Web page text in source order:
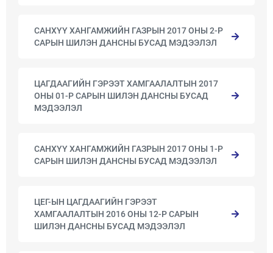
САНХҮҮ ХАНГАМЖИЙН ГАЗРЫН 2017 ОНЫ 2-Р
САРЫН ШИЛЭН ДАНСНЫ БУСАД МЭДЭЭЛЭЛ
ЦАГДААГИЙН ГЭРЭЭТ ХАМГААЛАЛТЫН 2017
ОНЫ 01-Р САРЫН ШИЛЭН ДАНСНЫ БУСАД
МЭДЭЭЛЭЛ
САНХҮҮ ХАНГАМЖИЙН ГАЗРЫН 2017 ОНЫ 1-Р
САРЫН ШИЛЭН ДАНСНЫ БУСАД МЭДЭЭЛЭЛ
ЦЕГ-ЫН ЦАГДААГИЙН ГЭРЭЭТ
ХАМГААЛАЛТЫН 2016 ОНЫ 12-Р САРЫН
ШИЛЭН ДАНСНЫ БУСАД МЭДЭЭЛЭЛ